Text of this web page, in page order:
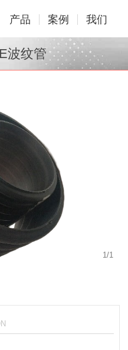
产品 案例 我们
波纹管
1/1